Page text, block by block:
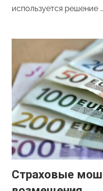
используется решение …
Страховые